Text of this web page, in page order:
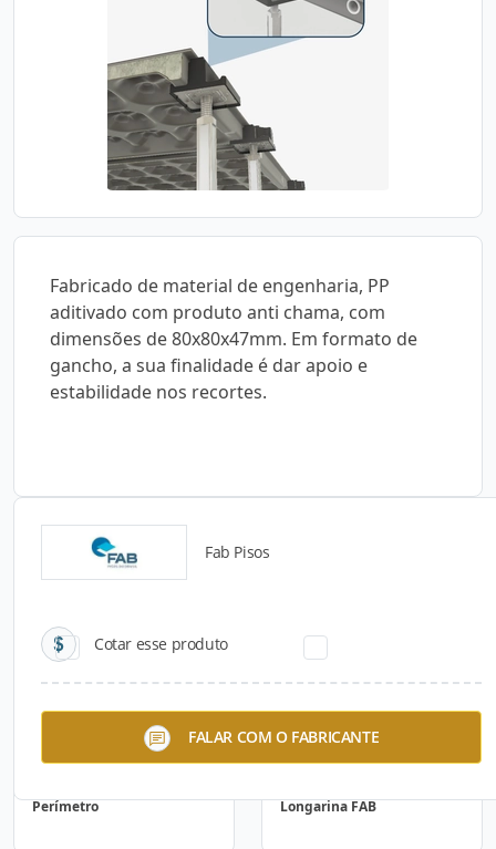
Fabricado de material de engenharia, PP
aditivado com produto anti chama, com
dimensões de 80x80x47mm. Em formato de
gancho, a sua finalidade é dar apoio e
estabilidade nos recortes.
Fab Pisos
Cotar esse produto
FALAR COM O FABRICANTE
Catálogos para Download
Perímetro Longarina FAB